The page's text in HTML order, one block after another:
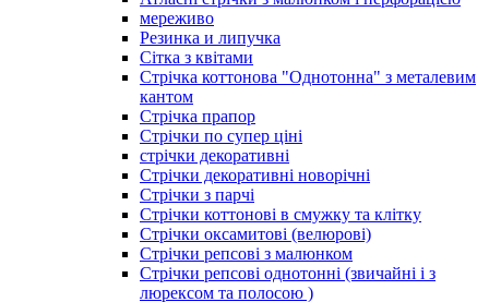
мереживо
Резинка и липучка
Сітка з квітами
Стрічка коттонова "Однотонна" з металевим
кантом
Стрічка прапор
Стрічки по супер ціні
стрічки декоративні
Стрічки декоративні новорічні
Стрічки з парчі
Стрічки коттонові в смужку та клітку
Стрічки оксамитові (велюрові)
Стрічки репсові з малюнком
Стрічки репсові однотонні (звичайні і з
люрексом та полосою )